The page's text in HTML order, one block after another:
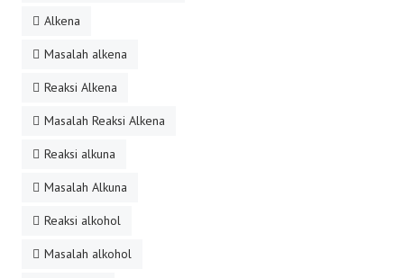
Alkena
Masalah alkena
Reaksi Alkena
Masalah Reaksi Alkena
Reaksi alkuna
Masalah Alkuna
Reaksi alkohol
Masalah alkohol